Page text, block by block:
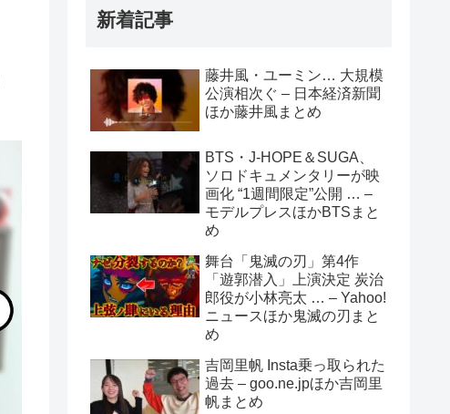
新着記事
藤井風・ユーミン… 大規模
公演相次ぐ – 日本経済新聞
ほか藤井風まとめ
BTS・J-HOPE＆SUGA、
ソロドキュメンタリーが映
画化 “1週間限定”公開 … –
モデルプレスほかBTSまと
め
舞台「鬼滅の刃」第4作
「遊郭潜入」上演決定 炭治
郎役が小林亮太 … – Yahoo!
ニュースほか鬼滅の刃まと
め
吉岡里帆 Insta乗っ取られた
過去 – goo.ne.jpほか吉岡里
帆まとめ